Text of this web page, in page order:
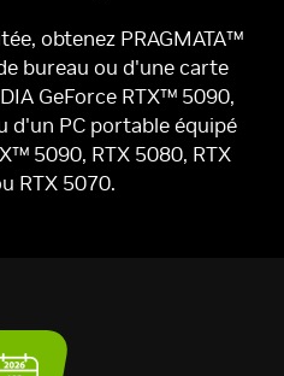
obtenez PRAGMATA™
bureau ou d'une carte
GeForce RTX™ 5090,
d'un PC portable équipé
5090, RTX 5080, RTX
RTX 5070.